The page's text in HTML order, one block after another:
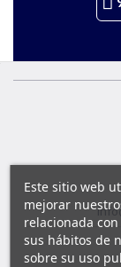
Este sitio web
mejorar
relacionada
sus hábitos de
sobre su uso